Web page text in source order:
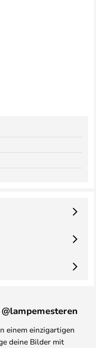
einem einzigartigen
deine Bilder mit